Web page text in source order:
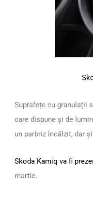
Suprafețe cu granulații
care dispune și de
un parbriz încălzit, dar
Skoda Kamiq va fi
martie.